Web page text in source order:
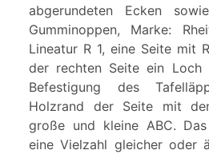
abgerundeten Ecken
Gumminoppen, Marke:
Lineatur R 1, eine Seite mit
der rechten Seite ein Loch
Befestigung des
Holzrand der Seite mit
große und kleine ABC.
eine Vielzahl gleicher oder